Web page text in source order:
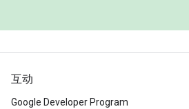
互动
Google Developer Program